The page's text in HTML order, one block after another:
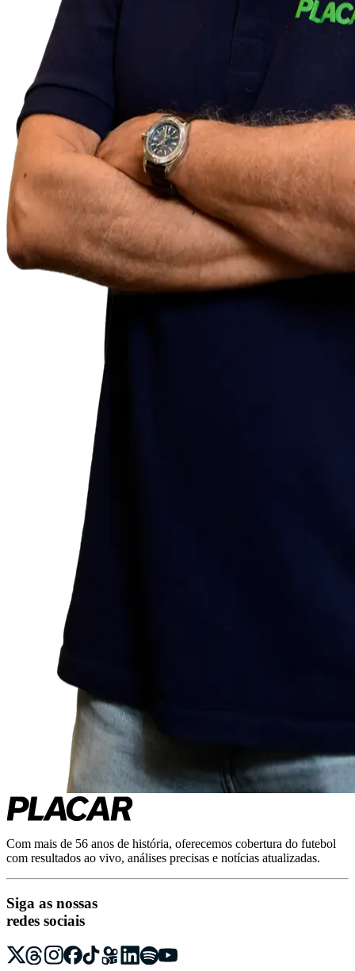
Com mais de 56 anos de história, oferecemos cobertura do futebol
com resultados ao vivo, análises precisas e notícias atualizadas.
Siga as nossas
redes sociais